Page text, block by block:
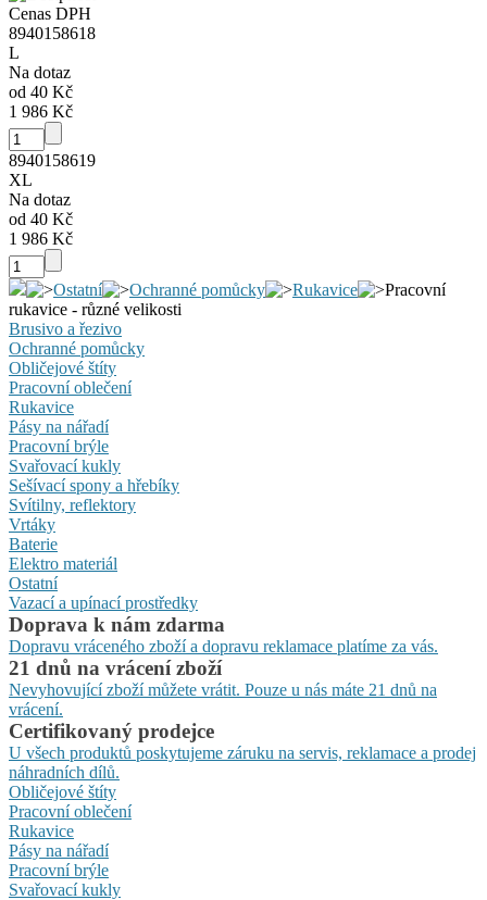
Cenas DPH
8940158618
L
Na dotaz
od 40 Kč
1 986 Kč
8940158619
XL
Na dotaz
od 40 Kč
1 986 Kč
Ostatní Ochranné pomůcky Rukavice
Pracovní
rukavice - různé velikosti
Brusivo a řezivo
Ochranné pomůcky
Obličejové štíty
Pracovní oblečení
Rukavice
Pásy na nářadí
Pracovní brýle
Svařovací kukly
Sešívací spony a hřebíky
Svítilny, reflektory
Vrtáky
Baterie
Elektro materiál
Ostatní
Vazací a upínací prostředky
Doprava k nám zdarma
Dopravu vráceného zboží a dopravu reklamace platíme za vás.
21 dnů na vrácení zboží
Nevyhovující zboží můžete vrátit. Pouze u nás máte 21 dnů na
vrácení.
Certifikovaný prodejce
U všech produktů poskytujeme záruku na servis, reklamace a prodej
náhradních dílů.
Obličejové štíty
Pracovní oblečení
Rukavice
Pásy na nářadí
Pracovní brýle
Svařovací kukly